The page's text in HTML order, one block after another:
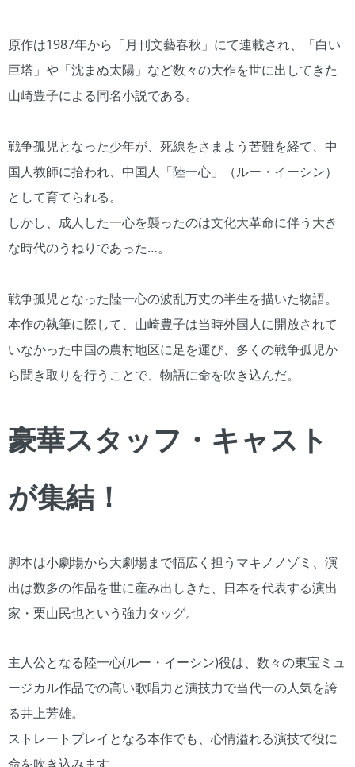
原作は1987年から「月刊文藝春秋」にて連載され、「白い
巨塔」や「沈まぬ太陽」など数々の大作を世に出してきた
山崎豊子による同名小説である。
戦争孤児となった少年が、死線をさまよう苦難を経て、中
国人教師に拾われ、中国人「陸一心」（ルー・イーシン）
として育てられる。
しかし、成人した一心を襲ったのは文化大革命に伴う大き
な時代のうねりであった…。
戦争孤児となった陸一心の波乱万丈の半生を描いた物語。
本作の執筆に際して、山崎豊子は当時外国人に開放されて
いなかった中国の農村地区に足を運び、多くの戦争孤児か
ら聞き取りを行うことで、物語に命を吹き込んだ。
豪華スタッフ・キャスト
が集結！
脚本は小劇場から大劇場まで幅広く担うマキノノゾミ、演
出は数多の作品を世に産み出しきた、日本を代表する演出
家・栗山民也という強力タッグ。
主人公となる陸一心(ルー・イーシン)役は、数々の東宝ミュ
ージカル作品での高い歌唱力と演技力で当代一の人気を誇
る井上芳雄。
ストレートプレイとなる本作でも、心情溢れる演技で役に